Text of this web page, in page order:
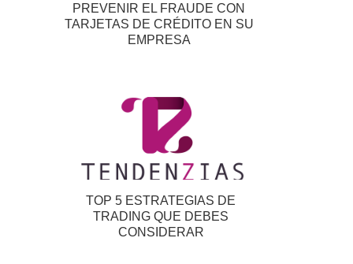
PREVENIR EL FRAUDE CON
TARJETAS DE CRÉDITO EN SU
EMPRESA
TOP 5 ESTRATEGIAS DE
TRADING QUE DEBES
CONSIDERAR